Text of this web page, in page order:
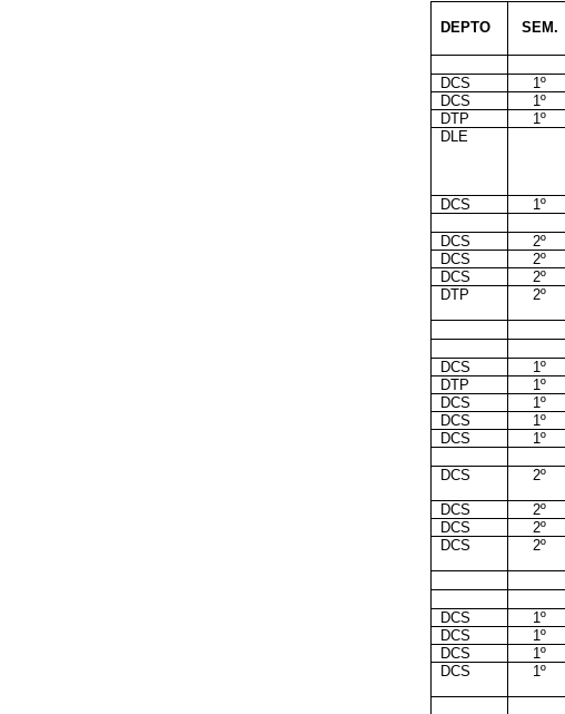
DEPTO SEM.
DCS
1º
DCS
1º
DTP
1º
DLE
DCS 1º
DCS 2º
DCS
2º
DCS
2º
DTP
2º
DCS
1º
DTP
1º
DCS
1º
DCS
1º
DCS
1º
DCS 2º
DCS 2º
DCS
2º
DCS
2º
DCS
1º
DCS
1º
DCS
1º
DCS
1º